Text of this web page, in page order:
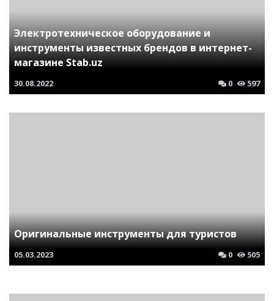
Электротехническое оборудование и
инструменты известных брендов в интернет-
магазине Stab.uz
30.08.2022 0 597
Оригинальные инструменты для туристов
05.03.2023 0 505